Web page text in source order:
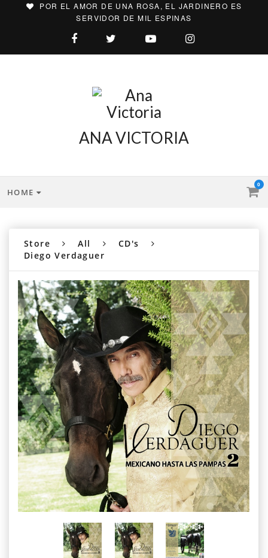
POR EL AMOR DE UNA ROSA, EL JARDINERO ES
SERVIDOR DE MIL ESPINAS
ANA VICTORIA
HOME
0
Store All
CD's
Diego Verdaguer